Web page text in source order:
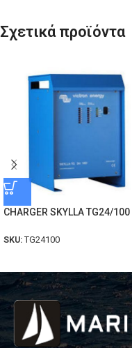
Σχετικά προϊόντα
CHARGER SKYLLA TG24/100
SKU: TG24100